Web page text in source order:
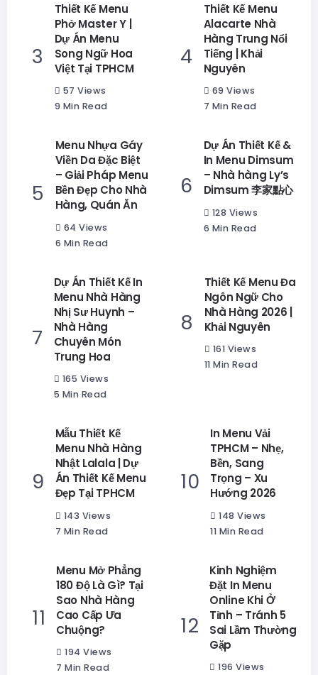
Thiết Kế Menu
Phở Master Y |
Dự Án Menu
Song Ngữ Hoa
Việt Tại TPHCM
57 Views
9 Min Read
Thiết Kế Menu
Alacarte Nhà
Hàng Trung Nổi
Tiếng | Khải
Nguyên
69 Views
7 Min Read
Menu Nhựa Gáy
Viền Da Đặc Biệt
– Giải Pháp Menu
Bền Đẹp Cho Nhà
Hàng, Quán Ăn
64 Views
6 Min Read
Dự Án Thiết Kế &
In Menu Dimsum
– Nhà hàng Ly’s
Dimsum 李家點心
128 Views
6 Min Read
Dự Án Thiết Kế In
Menu Nhà Hàng
Nhị Sư Huynh –
Nhà Hàng
Chuyên Món
Trung Hoa
165 Views
5 Min Read
Thiết Kế Menu Đa
Ngôn Ngữ Cho
Nhà Hàng 2026 |
Khải Nguyên
161 Views
11 Min Read
Mẫu Thiết Kế
Menu Nhà Hàng
Nhật Lalala | Dự
Án Thiết Kế Menu
Đẹp Tại TPHCM
143 Views
7 Min Read
In Menu Vải
TPHCM – Nhẹ,
Bền, Sang
Trọng – Xu
Hướng 2026
148 Views
11 Min Read
Menu Mở Phẳng
180 Độ Là Gì? Tại
Sao Nhà Hàng
Cao Cấp Ưa
Chuộng?
194 Views
7 Min Read
Kinh Nghiệm
Đặt In Menu
Online Khi Ở
Tỉnh – Tránh 5
Sai Lầm Thường
Gặp
196 Views